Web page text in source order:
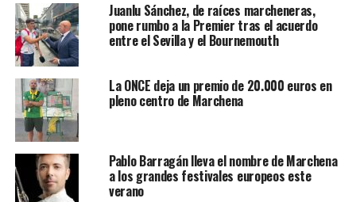
Juanlu Sánchez, de raíces marcheneras,
pone rumbo a la Premier tras el acuerdo
entre el Sevilla y el Bournemouth
La ONCE deja un premio de 20.000 euros en
pleno centro de Marchena
Pablo Barragán lleva el nombre de Marchena
a los grandes festivales europeos este
verano